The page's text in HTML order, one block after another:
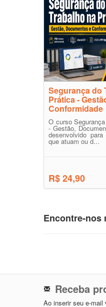
Segurança do
Prática -
Conformidade
O curso
- Gestão,
desenvolvido
que atuam ou d...
R$ 24,90
Encontre-nos
Receba
Ao inserir seu e-